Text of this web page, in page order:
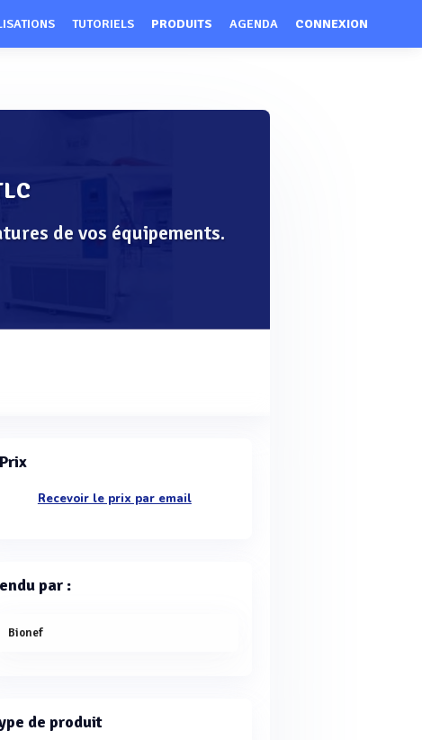
TUTORIELS PRODUITS AGENDA CONNEXION
de vos équipements.
Prix
Recevoir le prix par email
par :
Bionef
de produit